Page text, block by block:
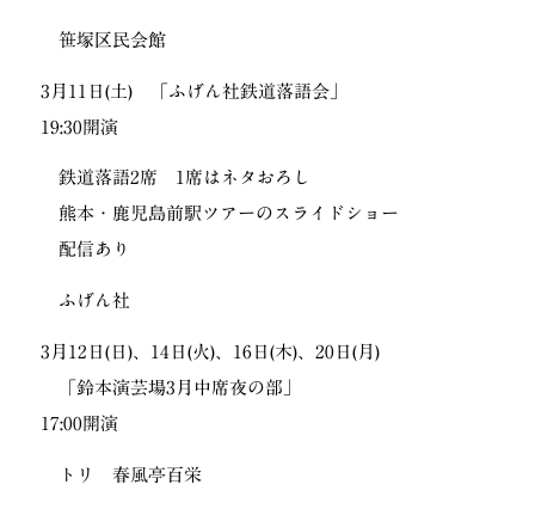
笹塚区民会館
3月11日(土) 「ふげん社鉄道落語会」
19:30開演
鉄道落語2席 1席はネタおろし
熊本・鹿児島前駅ツアーのスライドショー
配信あり
ふげん社
3月12日(日)、14日(火)、16日(木)、20日(月)
「鈴本演芸場3月中席夜の部」
17:00開演
トリ 春風亭百栄